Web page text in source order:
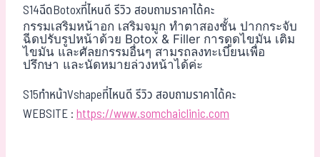
S14ฉีดBotoxที่ไหนดี รีวิว สอบถามราคาได้คะ
กรรมเสริมหน้าอก เสริมจมูก ทำตาสองชั้น ปากกระจับ
ฉีดปรับรูปหน้าด้วย Botox & Filler การดูดไขมัน เติม
ไขมัน และศัลยกรรมอื่นๆ สามรถลงทะเบียนเพื่อ
ปรึกษา และนัดหมายล่วงหน้าได้ค่ะ
S15ทำหน้าVshapeที่ไหนดี รีวิว สอบถามราคาได้คะ
WEBSITE :https://www.somchaiclinic.com